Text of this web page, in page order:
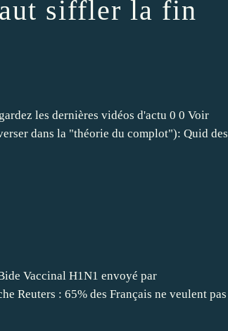
siffler la fin
les dernières vidéos d'actu 0 0 Voir
dans la "théorie du complot"): Quid des
Vaccinal H1N1 envoyé par
Reuters : 65% des Français ne veulent pas